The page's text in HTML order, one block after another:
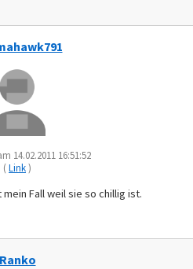
14.02.2011 16:51:52
(Link)
Fall weil sie so chillig ist.
Ranko